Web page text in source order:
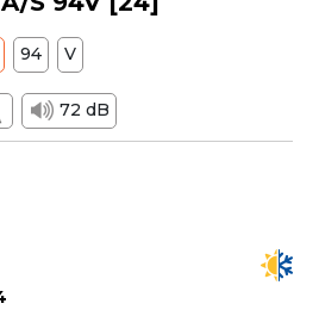
94 V
72 dB